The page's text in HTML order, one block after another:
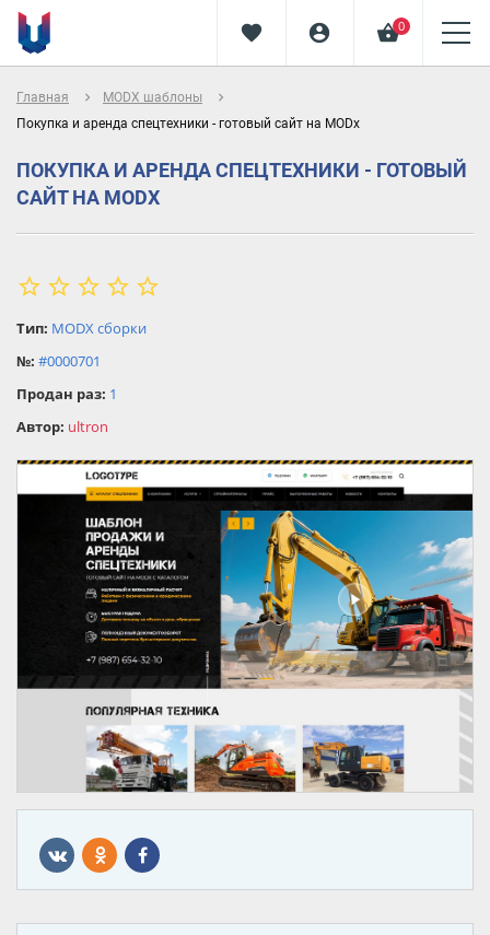
favorite account_circle shopping_basket0
Главная navigate_next MODX шаблоны
navigate_next
Покупка и аренда спецтехники - готовый сайт на MODx
ПОКУПКА И АРЕНДА СПЕЦТЕХНИКИ - ГОТОВЫЙ
САЙТ НА MODX
star_border star_border star_border star_border star_border
star
star
star
Тип: MODX сборки
№: #0000701
Продан раз: 1
Автор: ultron